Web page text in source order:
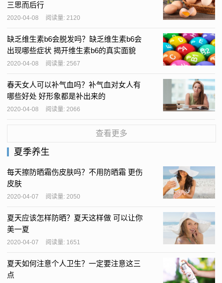
三思而后行
2020-04-08 阅读量: 2120
缺乏维生素b6会脱发吗？缺乏维生素b6会
出现哪些症状 揭开维生素b6的真实面貌
2020-04-08 阅读量: 2567
春天女人可以补气血吗？补气血对女人有
哪些好处 好形象都是补出来的
2020-04-08 阅读量: 2066
查看更多
夏季养生
每天擦防晒霜伤皮肤吗？不用防晒霜 更伤
皮肤
2020-04-07 阅读量: 2050
夏天应该怎样防晒？夏天这样做 可以让你
美一夏
2020-04-07 阅读量: 1651
夏天如何注意个人卫生？一定要注意这三
点